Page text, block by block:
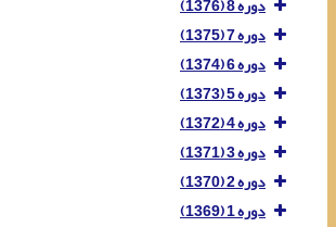
دوره 7 (1375)
دوره 6 (1374)
دوره 5 (1373)
دوره 4 (1372)
دوره 3 (1371)
دوره 2 (1370)
دوره 1 (1369)